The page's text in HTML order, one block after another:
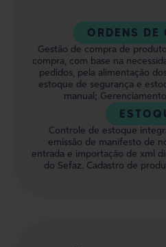
ORDENS DE
Gestão de compra de
compra, com base na
pedidos, pela alimentação
estoque de segurança e
manual;
Controle de estoque
emissão de manifesto de
entrada e importação de xml
do Sefaz. Cadastro de